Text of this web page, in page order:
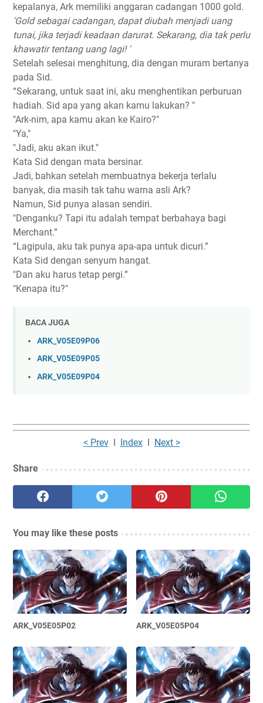
kepalanya, Ark memiliki anggaran cadangan 1000 gold.
'Gold sebagai cadangan, dapat diubah menjadi uang
tunai, jika terjadi keadaan darurat. Sekarang, dia tak perlu
khawatir tentang uang lagi! '
Setelah selesai menghitung, dia dengan muram bertanya
pada Sid.
“Sekarang, untuk saat ini, aku menghentikan perburuan
hadiah. Sid apa yang akan kamu lakukan? "
"Ark-nim, apa kamu akan ke Kairo?"
"Ya,"
"Jadi, aku akan ikut."
Kata Sid dengan mata bersinar.
Jadi, bahkan setelah membuatnya bekerja terlalu
banyak, dia masih tak tahu warna asli Ark?
Namun, Sid punya alasan sendiri.
"Denganku? Tapi itu adalah tempat berbahaya bagi
Merchant.”
“Lagipula, aku tak punya apa-apa untuk dicuri.”
Kata Sid dengan senyum hangat.
"Dan aku harus tetap pergi.”
"Kenapa itu?"
BACA JUGA
ARK_V05E09P06
ARK_V05E09P05
ARK_V05E09P04
< PrevI IndexI Next >
Share
You may like these posts
ARK_V05E05P02 ARK_V05E05P04